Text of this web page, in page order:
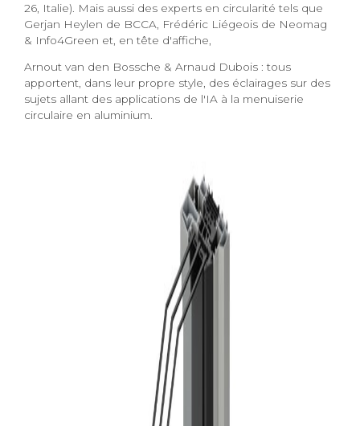
26, Italie). Mais aussi des experts en circularité tels que
Gerjan Heylen de BCCA, Frédéric Liégeois de Neomag
& Info4Green et, en tête d'affiche,
Arnout van den Bossche & Arnaud Dubois : tous
apportent, dans leur propre style, des éclairages sur des
sujets allant des applications de l'IA à la menuiserie
circulaire en aluminium.